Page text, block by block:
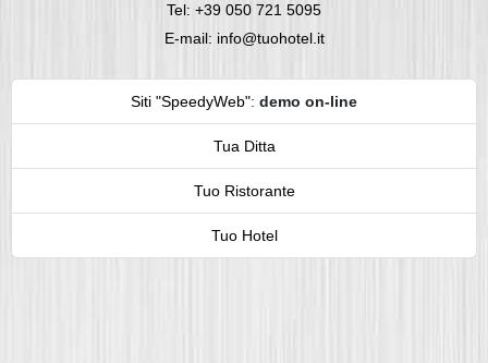
Tel: +39 050 721 5095
E-mail: info@tuohotel.it
Siti "SpeedyWeb": demo on-line
Tua Ditta
Tuo Ristorante
Tuo Hotel